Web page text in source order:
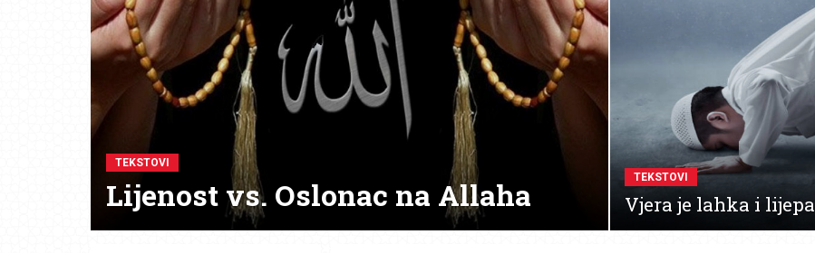
TEKSTOVI
Lijenost vs. Oslonac na Allaha TEKSTOVI
Vjera je lahka i lijepa